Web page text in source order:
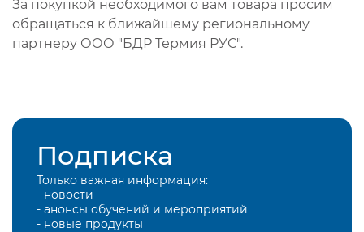
За покупкой необходимого вам товара просим
обращаться к ближайшему региональному
партнеру ООО "БДР Термия РУС".
Подписка
Только важная информация:
- новости
- анонсы обучений и мероприятий
- новые продукты